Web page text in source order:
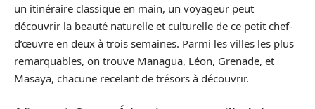
un itinéraire classique en main, un voyageur peut
découvrir la beauté naturelle et culturelle de ce petit chef-
d’œuvre en deux à trois semaines. Parmi les villes les plus
remarquables, on trouve Managua, Léon, Grenade, et
Masaya, chacune recelant de trésors à découvrir.